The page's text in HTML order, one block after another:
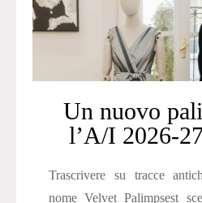
Un nuovo
l’A/I 2026-
Trascrivere su tracce
nome Velvet Palimpsest